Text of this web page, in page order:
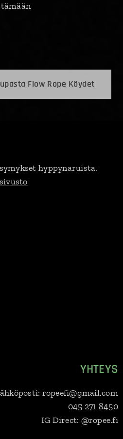
Flow Rope Köydet
hyppynaruista.
YHTEYS
ropeefi@gmail.com
045 271 8450
IG Direct: @ropee.fi